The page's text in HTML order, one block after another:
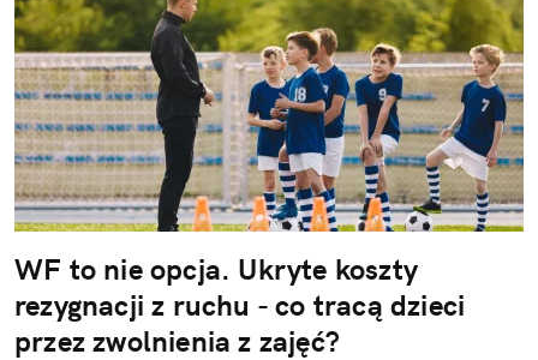
WF to nie opcja. Ukryte koszty
rezygnacji z ruchu - co tracą dzieci
przez zwolnienia z zajęć?